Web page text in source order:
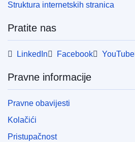
Struktura internetskih stranica
Pratite nas
LinkedIn Facebook YouTube
Pravne informacije
Pravne obavijesti
Kolačići
Pristupačnost